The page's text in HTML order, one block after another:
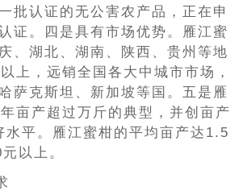
批认证的无公害农产品，正在申
证。四是具有市场优势。雁江蜜
、湖北、湖南、陕西、贵州等地
上，远销全国各大中城市市场，
萨克斯坦、新加坡等国。五是雁
亩产超过万斤的典型，并创亩产
水平。雁江蜜柑的平均亩产达1.5
以上。